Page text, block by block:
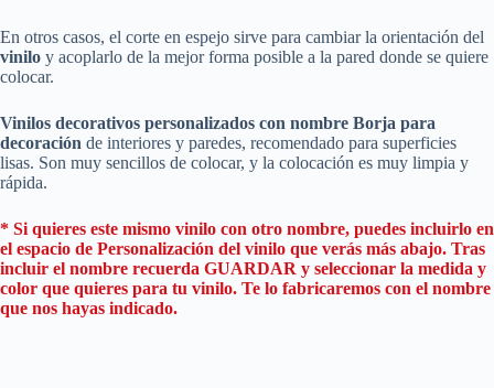
En otros casos, el corte en espejo sirve para cambiar la orientación del
vinilo y acoplarlo de la mejor forma posible a la pared donde se quiere
colocar.
Vinilos decorativos personalizados con nombre Borja para
decoración de interiores y paredes, recomendado para superficies
lisas. Son muy sencillos de colocar, y la colocación es muy limpia y
rápida.
* Si quieres este mismo vinilo con otro nombre, puedes incluirlo en
el espacio de Personalización del vinilo que verás más abajo. Tras
incluir el nombre recuerda GUARDAR y seleccionar la medida y
color que quieres para tu vinilo. Te lo fabricaremos con el nombre
que nos hayas indicado.